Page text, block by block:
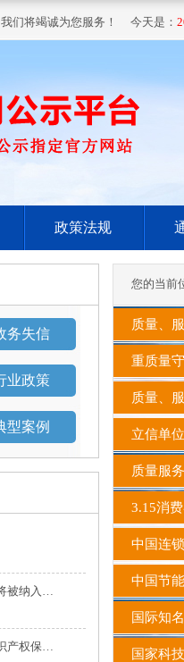
们将竭诚为您服务！ 今天是：
政策法规
务失信
业政策
型案例
被纳入…
产权保…
您的当前
质量、
重质量
质量、
立信单
质量服
3.15消
中国连
中国节
国际知
国家科